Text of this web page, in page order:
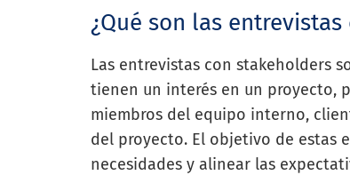
¿Qué son las
Las entrevistas con stakeholders
tienen un interés en un proyecto,
miembros del equipo interno,
del proyecto. El objetivo de estas
necesidades y alinear las